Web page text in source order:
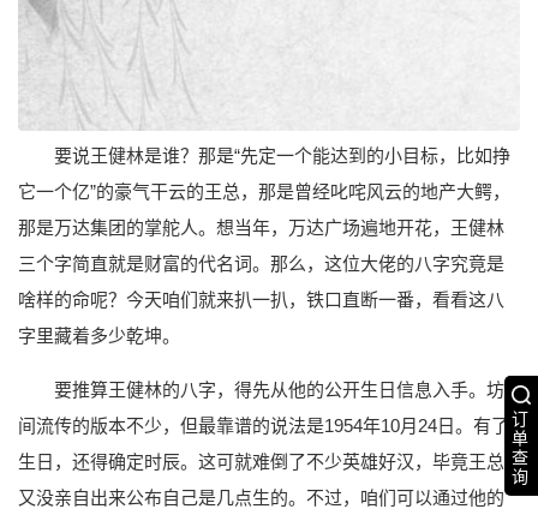
订
单
查
询
要说王健林是谁？那是“先定一个能达到的小目标，比如挣
它一个亿”的豪气干云的王总，那是曾经叱咤风云的地产大鳄，
那是万达集团的掌舵人。想当年，万达广场遍地开花，王健林
三个字简直就是财富的代名词。那么，这位大佬的八字究竟是
啥样的命呢？今天咱们就来扒一扒，铁口直断一番，看看这八
字里藏着多少乾坤。
要推算王健林的八字，得先从他的公开生日信息入手。坊
间流传的版本不少，但最靠谱的说法是1954年10月24日。有了
生日，还得确定时辰。这可就难倒了不少英雄好汉，毕竟王总
又没亲自出来公布自己是几点生的。不过，咱们可以通过他的